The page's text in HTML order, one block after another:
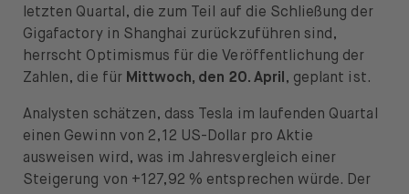
Hilfe
DE
Öffnen Sie das Sprachwechselmenü
letzten Quartal, die zum Teil auf die Schließung der
Gigafactory in Shanghai zurückzuführen sind,
herrscht Optimismus für die Veröffentlichung der
Zahlen, die für Mittwoch, den 20. April, geplant ist.
Analysten schätzen, dass Tesla im laufenden Quartal
einen Gewinn von 2,12 US-Dollar pro Aktie
ausweisen wird, was im Jahresvergleich einer
Steigerung von +127,92 % entsprechen würde. Der